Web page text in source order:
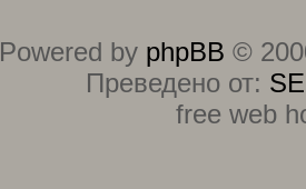
Powered by phpBB ©
Преведено от:
free web